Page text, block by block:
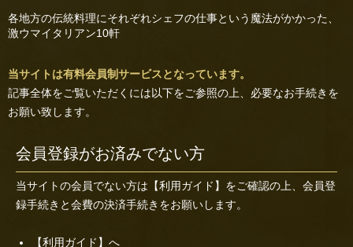
各地方の伝統料理にそれぞれシェフの仕事という魔法がかかった、
激ウマイタリアン10軒
当サイトは有料会員制サービスとなっています。
記事全体をご覧いただくには以下をご参照の上、必要なお手続きを
お願い致します。
会員登録がお済みでない方
当サイトの会員でない方は 【利用ガイド】 をご確認の上、会員登
録手続きと会費の決済手続きをお願いします。
【利用ガイド】へ